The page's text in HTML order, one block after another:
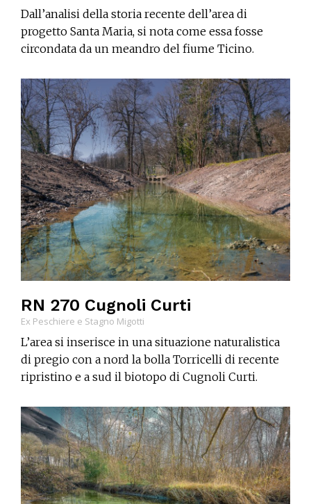
Dall’analisi della storia recente dell’area di
progetto Santa Maria, si nota come essa fosse
circondata da un meandro del fiume Ticino.
RN 270 Cugnoli Curti
Ex Peschiere e Stagno Migotti
L’area si inserisce in una situazione naturalistica
di pregio con a nord la bolla Torricelli di recente
ripristino e a sud il biotopo di Cugnoli Curti.